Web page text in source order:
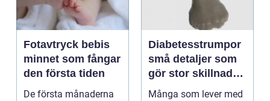
Fotavtryck bebis
minnet som fångar
den första tiden
De första månaderna
Diabetesstrumpor
små detaljer som
gör stor skillnad
för känsliga fötter
Många som lever med